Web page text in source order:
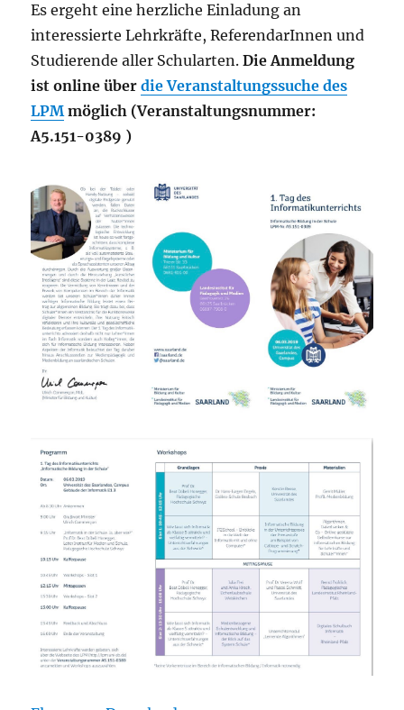
Es ergeht eine herzliche Einladung an
interessierte Lehrkräfte, ReferendarInnen und
Studierende aller Schularten.Die Anmeldung
ist online überdie Veranstaltungssuche des
LPMmöglich (Veranstaltungsnummer:
A5.151-0389 )